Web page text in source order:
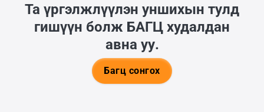
Та үргэлжлүүлэн уншихын тулд
гишүүн болж БАГЦ худалдан
авна уу.
Багц сонгох